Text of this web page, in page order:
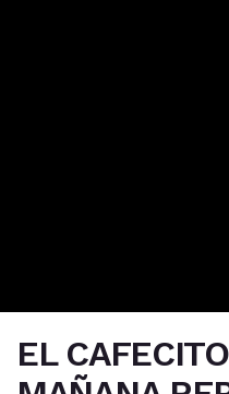
EL